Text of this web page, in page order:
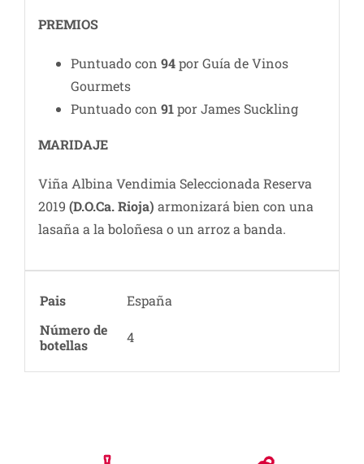
PREMIOS
Puntuado con 94por Guía de Vinos
Gourmets
Puntuado con 91por James Suckling
MARIDAJE
Viña Albina Vendimia Seleccionada Reserva
2019 (D.O.Ca. Rioja) armonizará bien con una
lasaña a la boloñesa o un arroz a banda.
Pais
España
Número de
botellas
4